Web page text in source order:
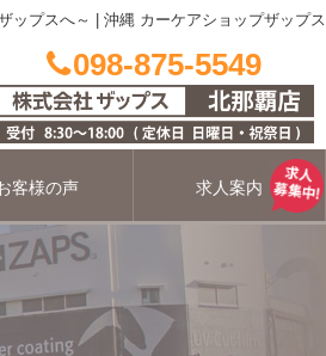
ップスへ～ 沖縄 カーケアショップザップス
098-875-5549
客様の声 求人案内